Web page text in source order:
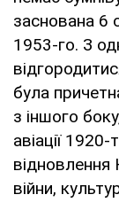
заснована 6
1953-го. З
була
з іншого
авіації
відновлення
війни,